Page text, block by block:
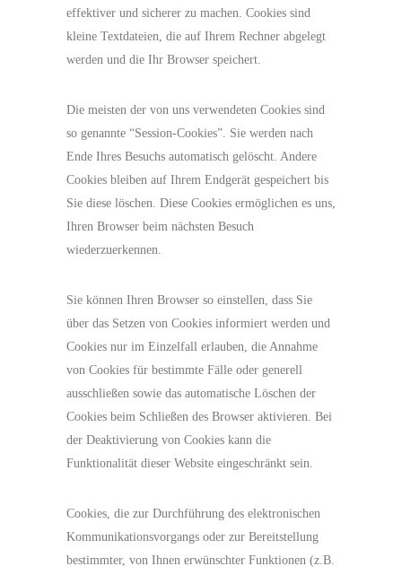
effektiver und sicherer zu machen. Cookies sind
kleine Textdateien, die auf Ihrem Rechner abgelegt
werden und die Ihr Browser speichert.
Die meisten der von uns verwendeten Cookies sind
so genannte “Session-Cookies”. Sie werden nach
Ende Ihres Besuchs automatisch gelöscht. Andere
Cookies bleiben auf Ihrem Endgerät gespeichert bis
Sie diese löschen. Diese Cookies ermöglichen es uns,
Ihren Browser beim nächsten Besuch
wiederzuerkennen.
Sie können Ihren Browser so einstellen, dass Sie
über das Setzen von Cookies informiert werden und
Cookies nur im Einzelfall erlauben, die Annahme
von Cookies für bestimmte Fälle oder generell
ausschließen sowie das automatische Löschen der
Cookies beim Schließen des Browser aktivieren. Bei
der Deaktivierung von Cookies kann die
Funktionalität dieser Website eingeschränkt sein.
Cookies, die zur Durchführung des elektronischen
Kommunikationsvorgangs oder zur Bereitstellung
bestimmter, von Ihnen erwünschter Funktionen (z.B.